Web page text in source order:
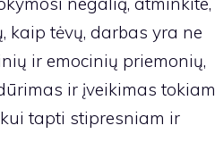
kaip tėvų, darbas yra ne
ir emocinių priemonių,
ir įveikimas tokiam
tapti stipresniam ir